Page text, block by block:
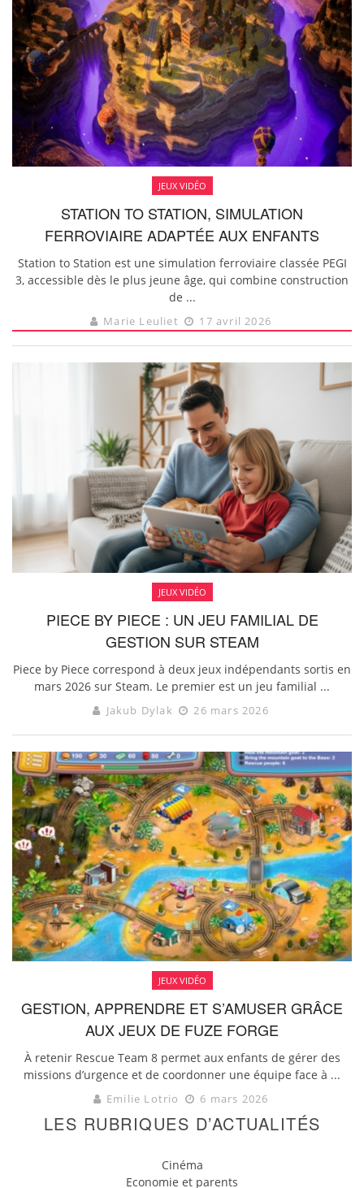
JEUX VIDÉO
STATION TO STATION, SIMULATION
FERROVIAIRE ADAPTÉE AUX ENFANTS
Station to Station est une simulation ferroviaire classée PEGI
3, accessible dès le plus jeune âge, qui combine construction
de ...
Marie Leuliet 17 avril 2026
JEUX VIDÉO
PIECE BY PIECE : UN JEU FAMILIAL DE
GESTION SUR STEAM
Piece by Piece correspond à deux jeux indépendants sortis en
mars 2026 sur Steam. Le premier est un jeu familial ...
Jakub Dylak 26 mars 2026
JEUX VIDÉO
GESTION, APPRENDRE ET S’AMUSER GRÂCE
AUX JEUX DE FUZE FORGE
À retenir Rescue Team 8 permet aux enfants de gérer des
missions d’urgence et de coordonner une équipe face à ...
Emilie Lotrio 6 mars 2026
LES RUBRIQUES D’ACTUALITÉS
Cinéma
Economie et parents